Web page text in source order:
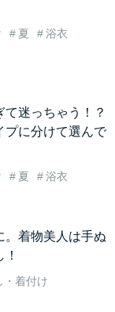
夏 浴衣
迷っちゃう！？
プに分けて選んで
夏 浴衣
。着物美人は手ぬ
・着付け